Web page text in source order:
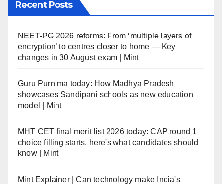
Recent Posts
NEET-PG 2026 reforms: From ‘multiple layers of
encryption’ to centres closer to home — Key
changes in 30 August exam | Mint
Guru Purnima today: How Madhya Pradesh
showcases Sandipani schools as new education
model | Mint
MHT CET final merit list 2026 today: CAP round 1
choice filling starts, here's what candidates should
know | Mint
Mint Explainer | Can technology make India's